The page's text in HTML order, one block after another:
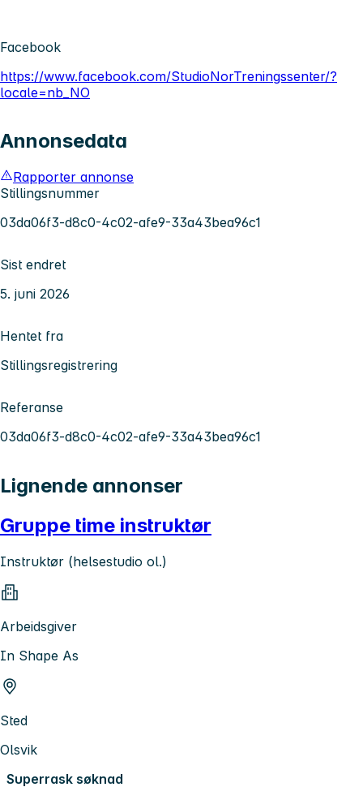
Facebook
https://www.facebook.com/StudioNorTreningssenter/?
locale=nb_NO
Annonsedata
Rapporter annonse
Stillingsnummer
03da06f3-d8c0-4c02-afe9-33a43bea96c1
Sist endret
5. juni 2026
Hentet fra
Stillingsregistrering
Referanse
03da06f3-d8c0-4c02-afe9-33a43bea96c1
Lignende annonser
Gruppe time instruktør
Instruktør (helsestudio ol.)
Arbeidsgiver
In Shape As
Sted
Olsvik
Superrask søknad